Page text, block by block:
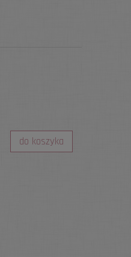
do koszyka